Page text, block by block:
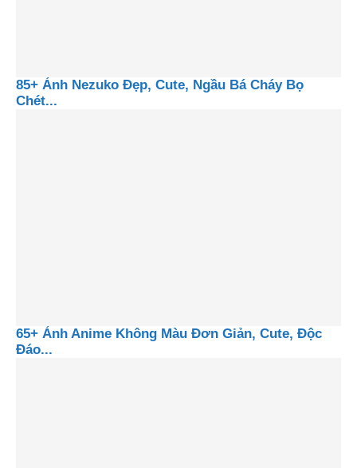
85+ Ảnh Nezuko Đẹp, Cute, Ngầu Bá Cháy Bọ
Chét...
65+ Ảnh Anime Không Màu Đơn Giản, Cute, Độc
Đáo...